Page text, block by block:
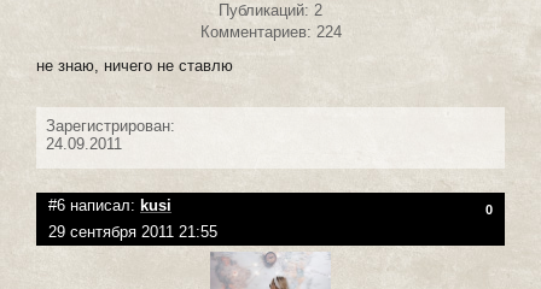
Публикаций: 2
Комментариев: 224
не знаю, ничего не ставлю
Зарегистрирован:
24.09.2011
#6 написал: kusi 0
29 сентября 2011 21:55